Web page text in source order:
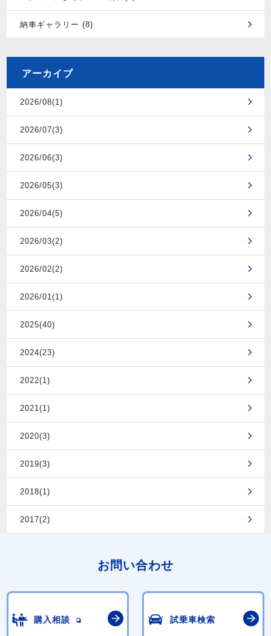
納車ギャラリー (8)
アーカイブ
2026/08(1)
2026/07(3)
2026/06(3)
2026/05(3)
2026/04(5)
2026/03(2)
2026/02(2)
2026/01(1)
2025(40)
2024(23)
2022(1)
2021(1)
2020(3)
2019(3)
2018(1)
2017(2)
お問い合わせ
購入相談 試乗車検索